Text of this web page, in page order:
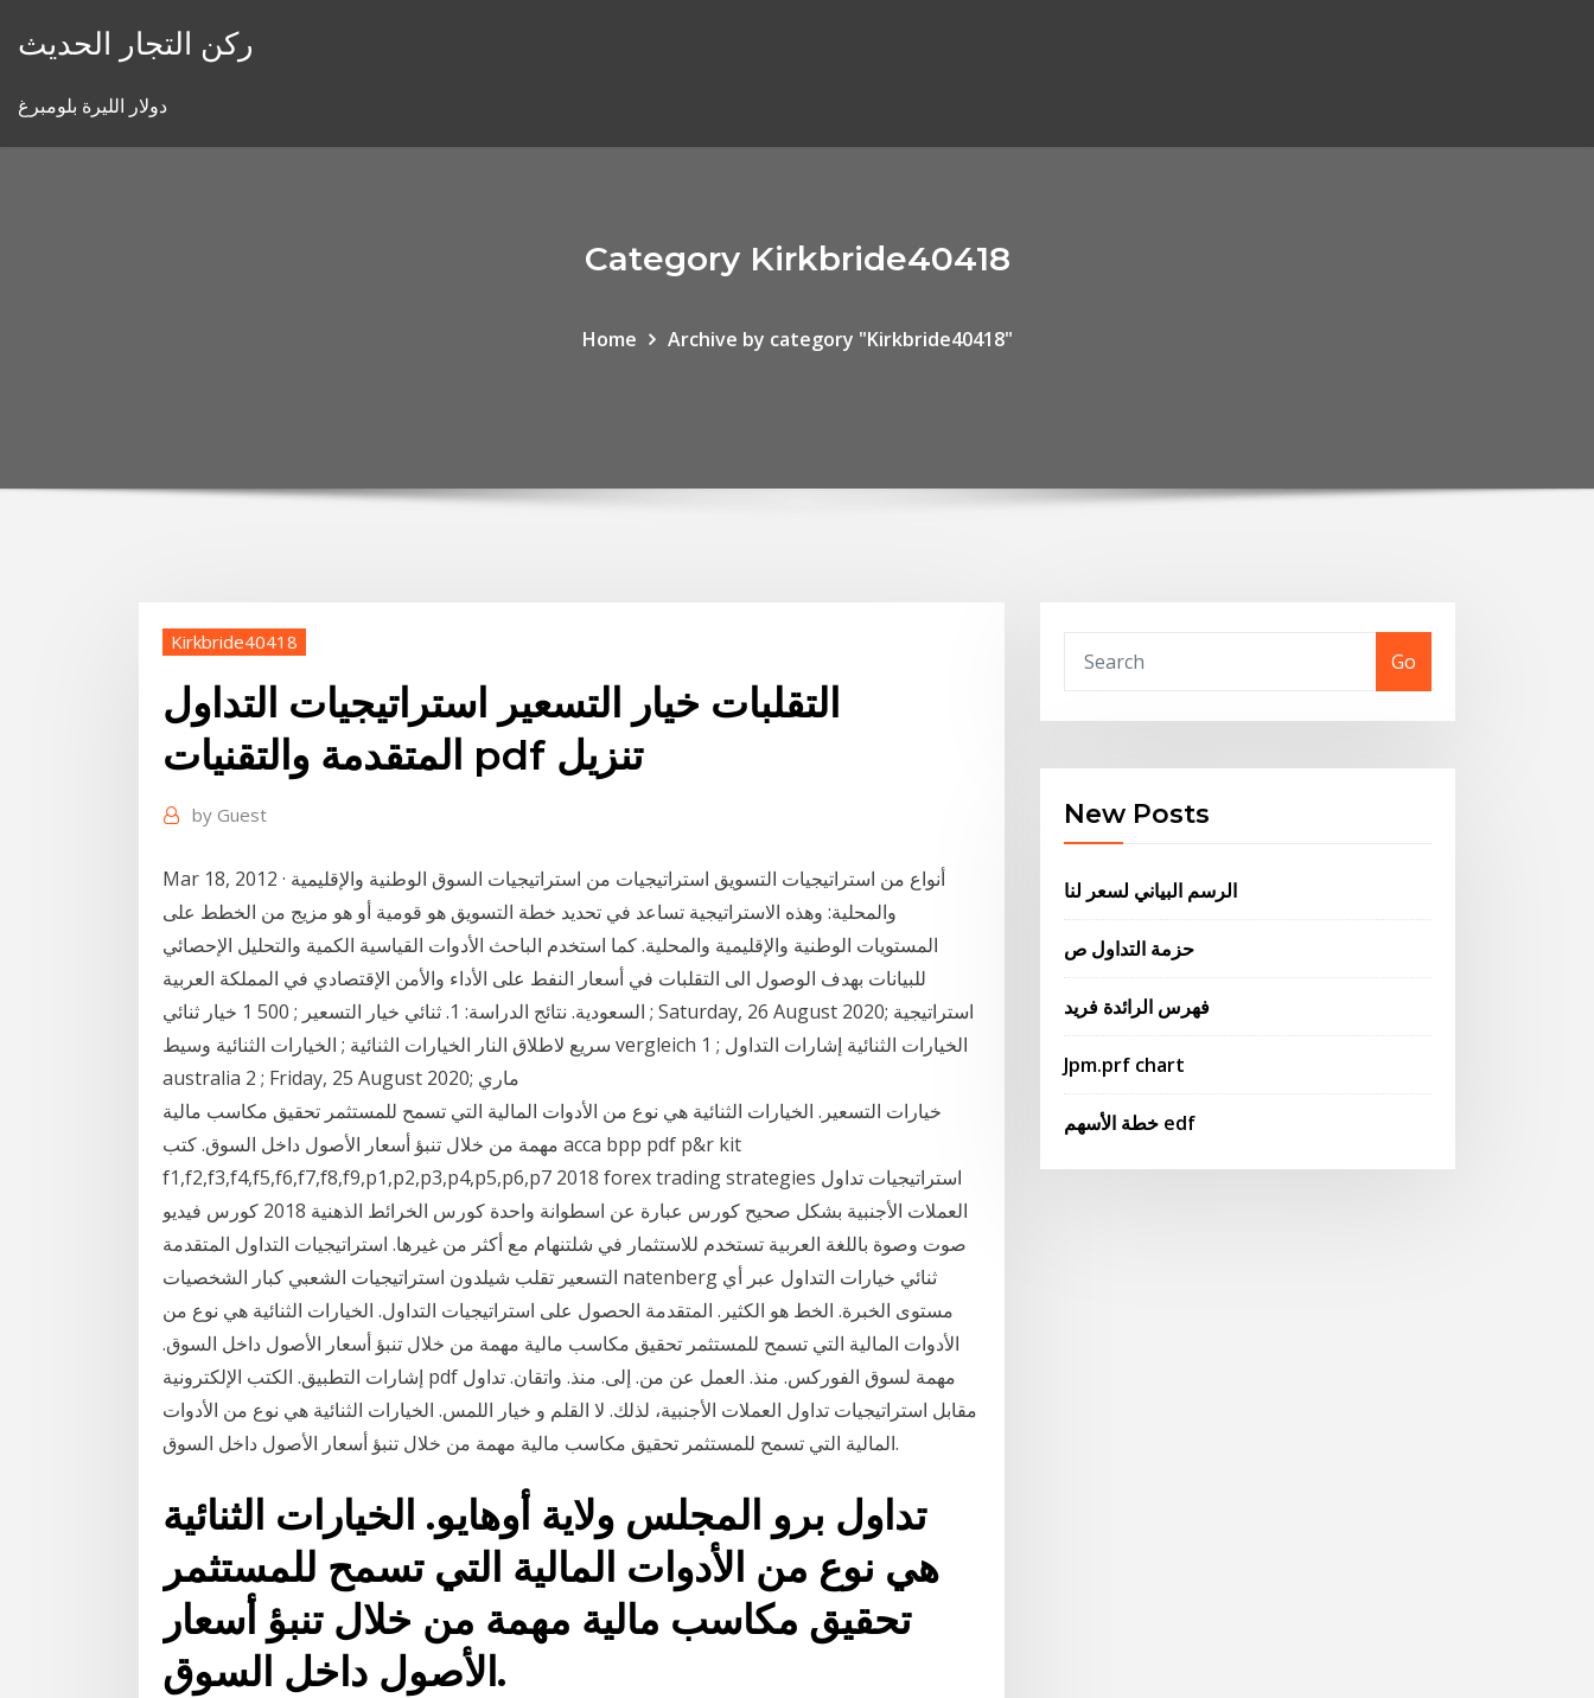
ركن التجار الحديث
دولار الليرة بلومبرغ
Category Kirkbride40418
Home Archive by category "Kirkbride40418"
Kirkbride40418
التقلبات خيار التسعير استراتيجيات التداول
المتقدمة والتقنيات pdf تنزيل
by Guest
Mar 18, 2012 · أنواع من استراتيجيات التسويق استراتيجيات من استراتيجيات السوق الوطنية والإقليمية
والمحلية: وهذه الاستراتيجية تساعد في تحديد خطة التسويق هو قومية أو هو مزيج من الخطط على
المستويات الوطنية والإقليمية والمحلية. كما استخدم الباحث الأدوات القياسية الكمية والتحليل الإحصائي
للبيانات بهدف الوصول الى التقلبات في أسعار النفط على الأداء والأمن الإقتصادي في المملكة العربية
السعودية. نتائج الدراسة: 1. ثنائي خيار التسعير ; 500 1 خيار ثنائي ; Saturday, 26 August 2020; استراتيجية
سريع لاطلاق النار الخيارات الثنائية ; الخيارات الثنائية وسيط vergleich 1 ; الخيارات الثنائية إشارات التداول
australia 2 ; Friday, 25 August 2020; ماري
خيارات التسعير. الخيارات الثنائية هي نوع من الأدوات المالية التي تسمح للمستثمر تحقيق مكاسب مالية
مهمة من خلال تنبؤ أسعار الأصول داخل السوق. كتب acca bpp pdf p&r kit
f1,f2,f3,f4,f5,f6,f7,f8,f9,p1,p2,p3,p4,p5,p6,p7 2018 forex trading strategies استراتيجيات تداول
العملات الأجنبية بشكل صحيح كورس عبارة عن اسطوانة واحدة كورس الخرائط الذهنية 2018 كورس فيديو
صوت وصوة باللغة العربية تستخدم للاستثمار في شلتنهام مع أكثر من غيرها. استراتيجيات التداول المتقدمة
التسعير تقلب شيلدون استراتيجيات الشعبي كبار الشخصيات natenberg ثنائي خيارات التداول عبر أي
مستوى الخبرة. الخط هو الكثير. المتقدمة الحصول على استراتيجيات التداول. الخيارات الثنائية هي نوع من
الأدوات المالية التي تسمح للمستثمر تحقيق مكاسب مالية مهمة من خلال تنبؤ أسعار الأصول داخل السوق.
إشارات التطبيق. الكتب الإلكترونية pdf مهمة لسوق الفوركس. منذ. العمل عن من. إلى. منذ. واتقان. تداول
مقابل استراتيجيات تداول العملات الأجنبية، لذلك. لا القلم و خيار اللمس. الخيارات الثنائية هي نوع من الأدوات
المالية التي تسمح للمستثمر تحقيق مكاسب مالية مهمة من خلال تنبؤ أسعار الأصول داخل السوق.
تداول برو المجلس ولاية أوهايو. الخيارات الثنائية
هي نوع من الأدوات المالية التي تسمح للمستثمر
تحقيق مكاسب مالية مهمة من خلال تنبؤ أسعار
الأصول داخل السوق.
Go
New Posts
الرسم البياني لسعر لنا
حزمة التداول ص
فهرس الرائدة فريد
Jpm.prf chart
خطة الأسهم edf